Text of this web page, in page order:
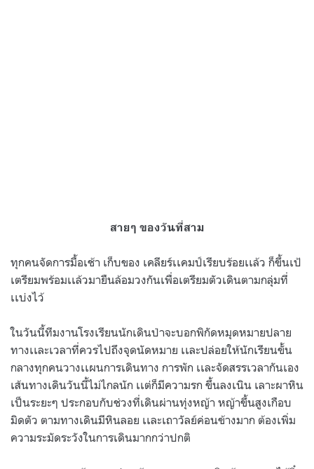
สายๆ ของวันที่สาม
ทุกคนจัดการมื้อเช้า เก็บของ เคลียร์เเคมป์เรียบร้อยเเล้ว ก็ขึ้นเป้
เตรียมพร้อมเเล้วมายืนล้อมวงกันเพื่อเตรียมตัวเดินตามกลุ่มที่
เเบ่งไว้
ในวันนี้ทีมงานโรงเรียนนักเดินป่าจะบอกพิกัดหมุดหมายปลาย
ทางเเละเวลาที่ควรไปถึงจุดนัดหมาย เเละปล่อยให้นักเรียนขั้น
กลางทุกคนวางเเผนการเดินทาง การพัก เเละจัดสรรเวลากันเอง
เส้นทางเดินวันนี้ไม่ไกลนัก เเต่ก็มีความรก ขึ้นลงเนิน เลาะผาหิน
เป็นระยะๆ ประกอบกับช่วงที่เดินผ่านทุ่งหญ้า หญ้าขึ้นสูงเกือบ
มิดตัว ตามทางเดินมีหินลอย เเละเถาวัลย์ค่อนข้างมาก ต้องเพิ่ม
ความระมัดระวังในการเดินมากกว่าปกติ